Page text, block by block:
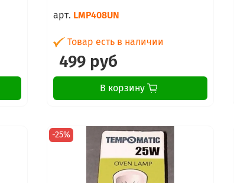
арт. LMP408UN
Товар есть в наличии
499 руб
В корзину
-25%